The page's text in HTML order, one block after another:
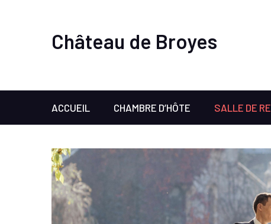
Château de Broyes
ACCUEIL CHAMBRE D’HÔTE SALLE DE